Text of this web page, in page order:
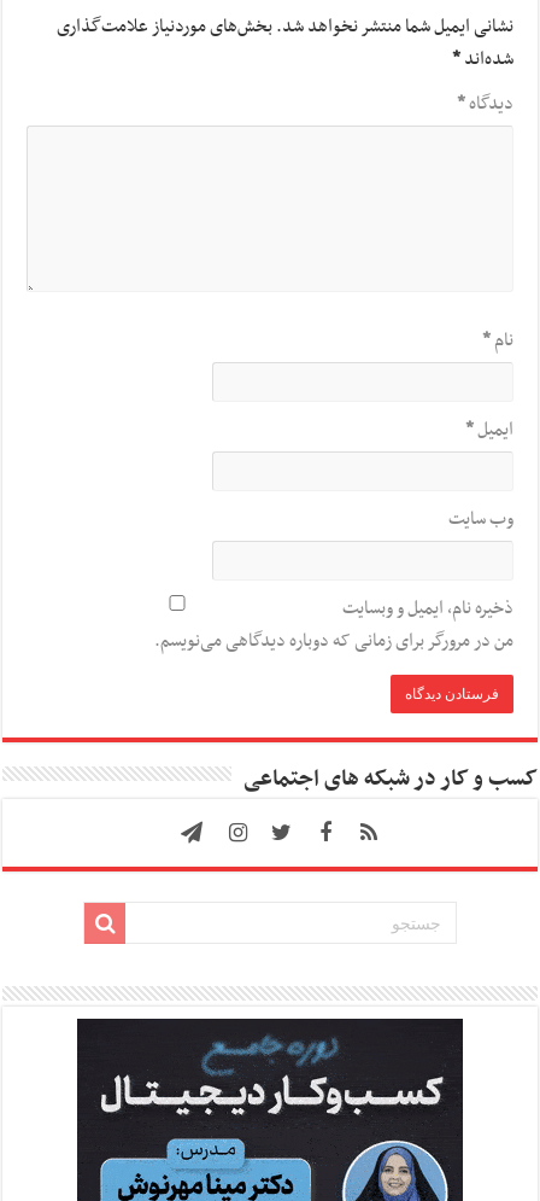
نشانی ایمیل شما منتشر نخواهد شد.بخش‌های موردنیاز علامت‌گذاری
شده‌اند*
دیدگاه*
نام*
ایمیل*
وب‌ سایت
ذخیره نام، ایمیل و وبسایت
من در مرورگر برای زمانی که دوباره دیدگاهی می‌نویسم.
کسب و کار در شبکه های اجتماعی